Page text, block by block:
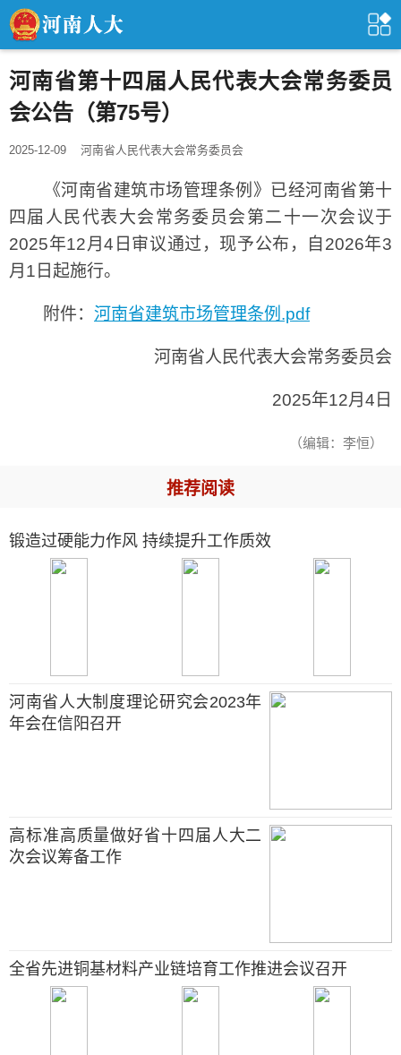
河南省第十四届人民代表大会常务委员
会公告（第75号）
2025-12-09 河南省人民代表大会常务委员会
《河南省建筑市场管理条例》已经河南省第十
四届人民代表大会常务委员会第二十一次会议于
2025年12月4日审议通过，现予公布，自2026年3
月1日起施行。
附件： 河南省建筑市场管理条例.pdf
河南省人民代表大会常务委员会
2025年12月4日
（编辑：李恒）
推荐阅读
锻造过硬能力作风 持续提升工作质效
河南省人大制度理论研究会2023年
年会在信阳召开
高标准高质量做好省十四届人大二
次会议筹备工作
全省先进铜基材料产业链培育工作推进会议召开